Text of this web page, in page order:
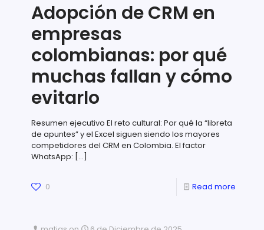
Adopción de CRM en
empresas
colombianas: por qué
muchas fallan y cómo
evitarlo
Resumen ejecutivo El reto cultural: Por qué la “libreta
de apuntes” y el Excel siguen siendo los mayores
competidores del CRM en Colombia. El factor
WhatsApp: […]
0 Read more